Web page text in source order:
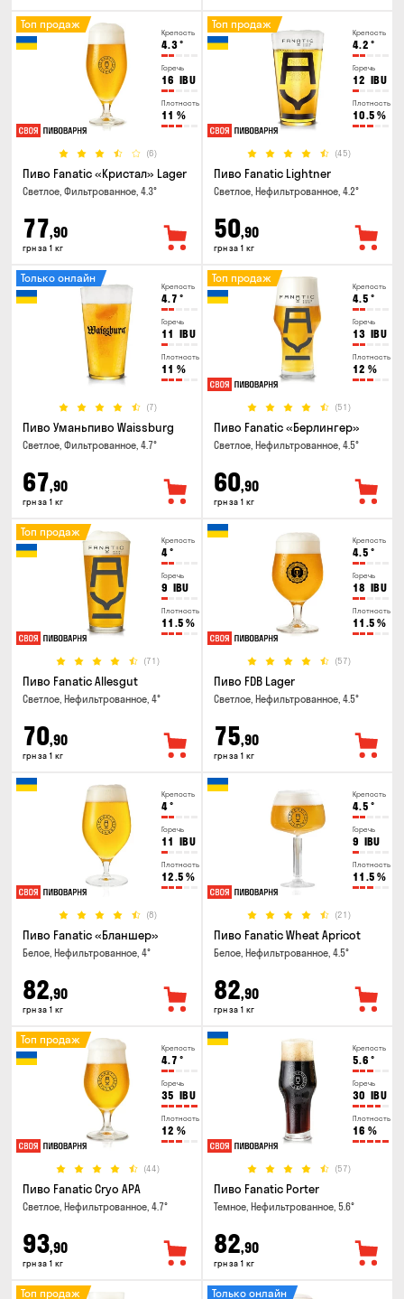
Крепость
4.3°
Горечь
16 IBU
Плотность
11 %
(6)
Топ продаж
Пиво Fanatic «Кристал» Lager
Светлое, Фильтрованное, 4.3°
77,90
грн за 1 кг
Крепость
4.2 °
Горечь
12 IBU
Плотность
10.5 %
(45)
Топ продаж
Пиво Fanatic Lightner
Светлое, Нефильтрованное, 4.2°
50,90
грн за 1 кг
Крепость
4.7 °
Горечь
11 IBU
Плотность
11 %
(7)
Только онлайн
Пиво Уманьпиво Waissburg
Светлое, Фильтрованное, 4.7°
67,90
грн за 1 кг
Крепость
4.5 °
Горечь
13 IBU
Плотность
12 %
(51)
Топ продаж
Пиво Fanatic «Берлингер»
Светлое, Нефильтрованное, 4.5°
60,90
грн за 1 кг
Крепость
4°
Горечь
9 IBU
Плотность
11.5 %
(71)
Топ продаж
Пиво Fanatic Allesgut
Светлое, Нефильтрованное, 4°
70,90
грн за 1 кг
Крепость
4.5 °
Горечь
18 IBU
Плотность
11.5 %
(57)
Пиво FDB Lager
Светлое, Нефильтрованное, 4.5°
75,90
грн за 1 кг
Крепость
4°
Горечь
11 IBU
Плотность
12.5 %
(8)
Пиво Fanatic «Бланшер»
Белое, Нефильтрованное, 4°
82,90
грн за 1 кг
Крепость
4.5 °
Горечь
9 IBU
Плотность
11.5 %
(21)
Пиво Fanatic Wheat Apricot
Белое, Нефильтрованное, 4.5°
82,90
грн за 1 кг
Крепость
4.7 °
Горечь
35 IBU
Плотность
12 %
(44)
Топ продаж
Пиво Fanatic Cryo APA
Светлое, Нефильтрованное, 4.7°
93,90
грн за 1 кг
Крепость
5.6 °
Горечь
30 IBU
Плотность
16 %
(57)
Пиво Fanatic Porter
Темное, Нефильтрованное, 5.6°
82,90
грн за 1 кг
Топ продаж Только онлайн